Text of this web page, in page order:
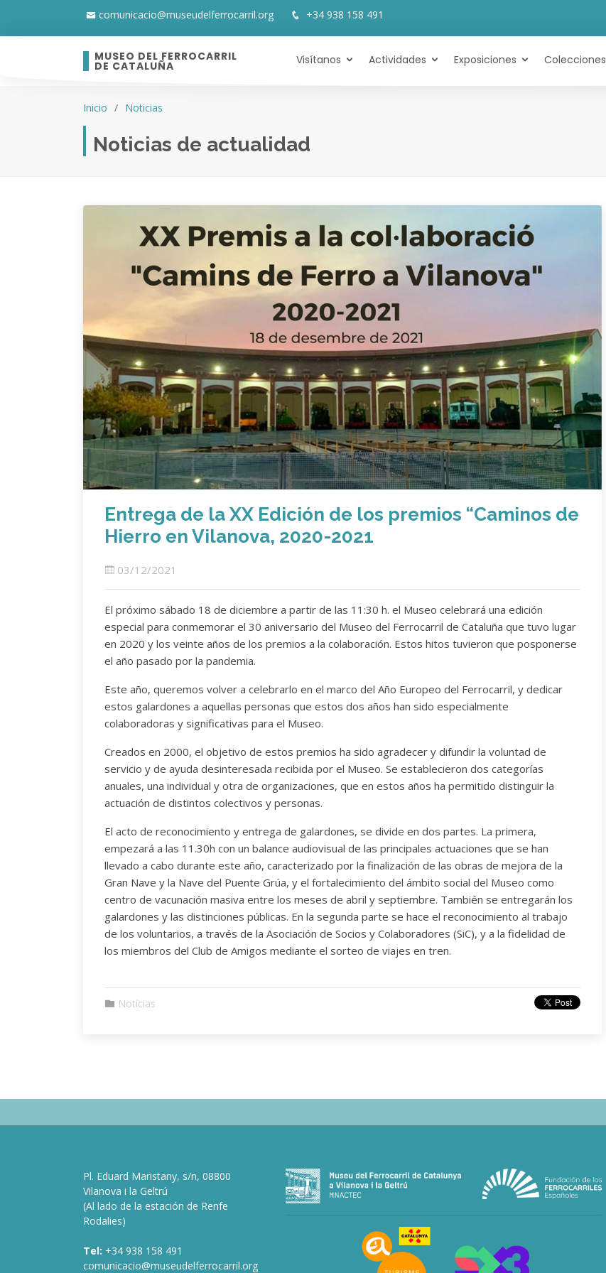
comunicacio@museudelferrocarril.org +34 938 158 491
MUSEO DEL FERROCARRIL
DE CATALUÑA Visítanos Actividades Exposiciones Colecciones
Inicio Noticias
Noticias de actualidad
Entrega de la XX Edición de los premios “Caminos de
Hierro en Vilanova, 2020-2021
03/12/2021
El próximo sábado 18 de diciembre a partir de las 11:30 h. el Museo celebrará una edición
especial para conmemorar el 30 aniversario del Museo del Ferrocarril de Cataluña que tuvo lugar
en 2020 y los veinte años de los premios a la colaboración. Estos hitos tuvieron que posponerse
el año pasado por la pandemia.
Este año, queremos volver a celebrarlo en el marco del Año Europeo del Ferrocarril, y dedicar
estos galardones a aquellas personas que estos dos años han sido especialmente
colaboradoras y significativas para el Museo.
Creados en 2000, el objetivo de estos premios ha sido agradecer y difundir la voluntad de
servicio y de ayuda desinteresada recibida por el Museo. Se establecieron dos categorías
anuales, una individual y otra de organizaciones, que en estos años ha permitido distinguir la
actuación de distintos colectivos y personas.
El acto de reconocimiento y entrega de galardones, se divide en dos partes. La primera,
empezará a las 11.30h con un balance audiovisual de las principales actuaciones que se han
llevado a cabo durante este año, caracterizado por la finalización de las obras de mejora de la
Gran Nave y la Nave del Puente Grúa, y el fortalecimiento del ámbito social del Museo como
centro de vacunación masiva entre los meses de abril y septiembre. También se entregarán los
galardones y las distinciones públicas. En la segunda parte se hace el reconocimiento al trabajo
de los voluntarios, a través de la Asociación de Socios y Colaboradores (SiC), y a la fidelidad de
los miembros del Club de Amigos mediante el sorteo de viajes en tren.
Notícias
Pl. Eduard Maristany, s/n, 08800
Vilanova i la Geltrú
(Al lado de la estación de Renfe
Rodalies)
Tel: +34 938 158 491
comunicacio@museudelferrocarril.org